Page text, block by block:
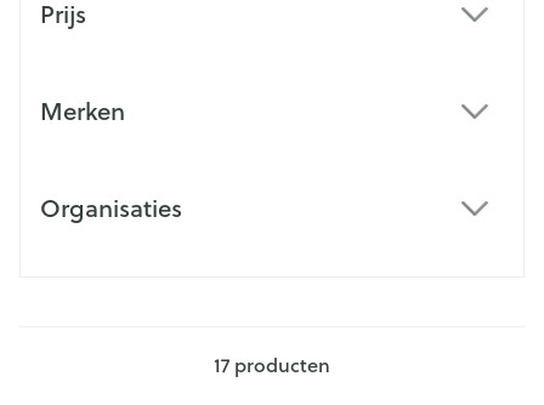
Prijs
Merken
Organisaties
17 producten